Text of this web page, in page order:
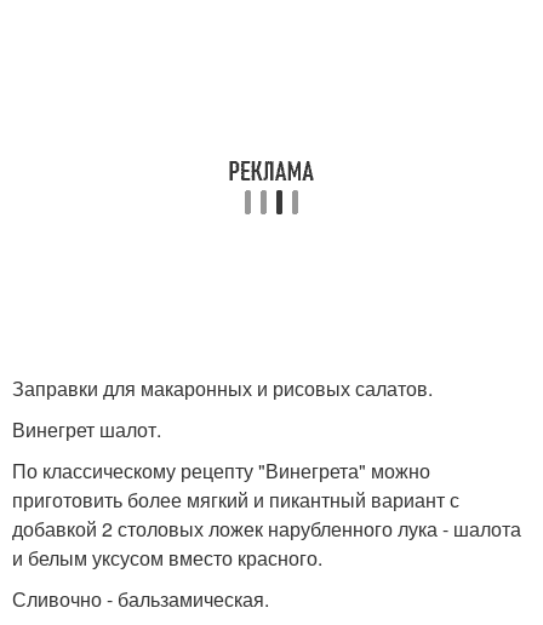
Заправки для макаронных и рисовых салатов.
Винегрет шалот.
По классическому рецепту "Винегрета" можно
приготовить более мягкий и пикантный вариант с
добавкой 2 столовых ложек нарубленного лука - шалота
и белым уксусом вместо красного.
Сливочно - бальзамическая.